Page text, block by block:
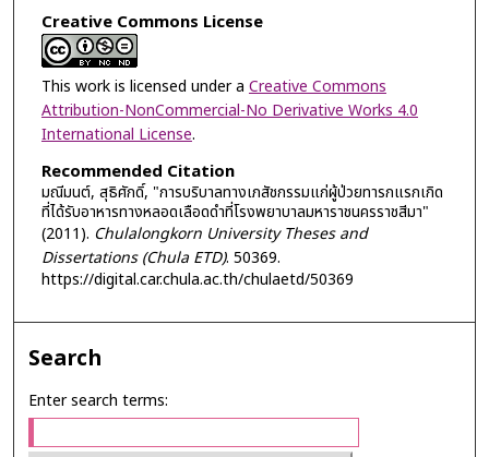
Creative Commons License
This work is licensed under a Creative Commons
Attribution-NonCommercial-No Derivative Works 4.0
International License.
Recommended Citation
มณีมนต์, สุธิศักดิ์, "การบริบาลทางเภสัชกรรมแก่ผู้ป่วยทารกแรกเกิด
ที่ได้รับอาหารทางหลอดเลือดดำที่โรงพยาบาลมหาราชนครราชสีมา"
(2011). Chulalongkorn University Theses and
Dissertations (Chula ETD). 50369.
https://digital.car.chula.ac.th/chulaetd/50369
Search
Enter search terms: